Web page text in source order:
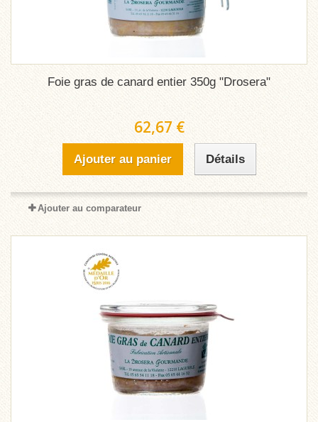
Foie gras de canard entier 350g "Drosera"
62,67 €
Ajouter au panier Détails
Ajouter au comparateur